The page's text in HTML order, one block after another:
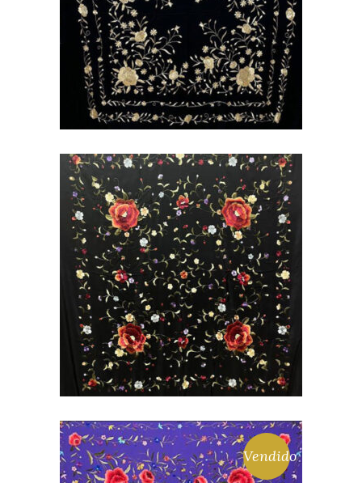
NEGRO
380,00€ LEER MÁS
MANTÓN DE MANILA DE
SEDA NATURAL NEGRA
BORDADO EN COLORES
500,00 €
Vendido